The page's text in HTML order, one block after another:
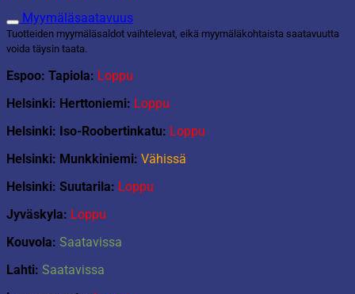
Myymäläsaatavuus
Tuotteiden myymäläsaldot vaihtelevat, eikä myymäläkohtaista saatavuutta
voida täysin taata.
Espoo: Tapiola: Loppu
Helsinki: Herttoniemi: Loppu
Helsinki: Iso-Roobertinkatu: Loppu
Helsinki: Munkkiniemi: Vähissä
Helsinki: Suutarila: Loppu
Jyväskyla: Loppu
Kouvola: Saatavissa
Lahti: Saatavissa